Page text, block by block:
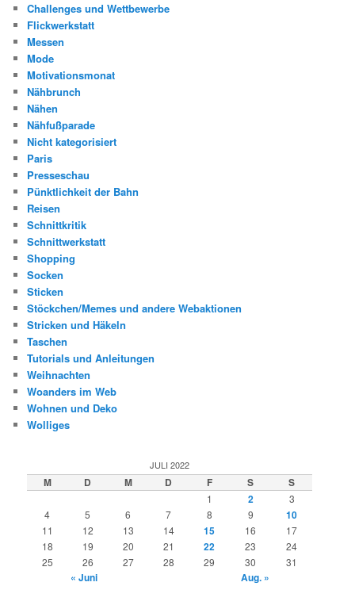
Challenges und Wettbewerbe
Flickwerkstatt
Messen
Mode
Motivationsmonat
Nähbrunch
Nähen
Nähfußparade
Nicht kategorisiert
Paris
Presseschau
Pünktlichkeit der Bahn
Reisen
Schnittkritik
Schnittwerkstatt
Shopping
Socken
Sticken
Stöckchen/Memes und andere Webaktionen
Stricken und Häkeln
Taschen
Tutorials und Anleitungen
Weihnachten
Woanders im Web
Wohnen und Deko
Wolliges
JULI 2022
M D M D F S S
1 2
3
4
5 6 7 8 9 10
11 12 13 14 15 16
17
18
19 20 21 22 23
24
25
26 27 28 29 30 31
« Juni Aug. »